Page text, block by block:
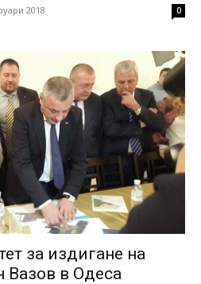
2018 0
за издигане на
Вазов в Одеса